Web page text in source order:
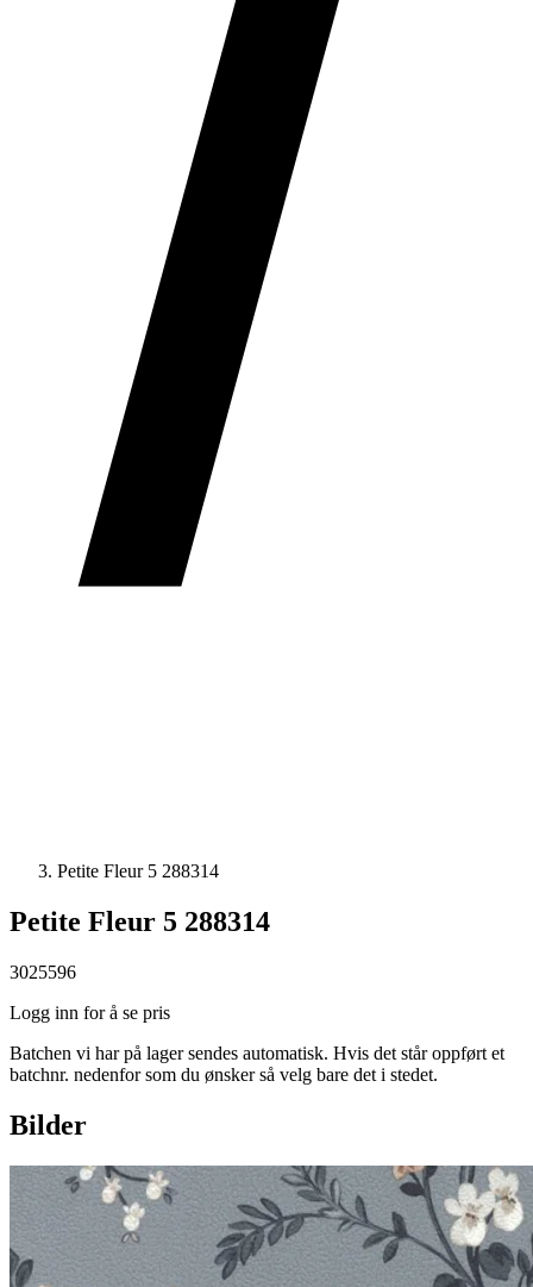
Petite Fleur 5 288314
Petite Fleur 5 288314
3025596
Logg inn for å se pris
Batchen vi har på lager sendes automatisk. Hvis det står oppført et
batchnr. nedenfor som du ønsker så velg bare det i stedet.
Bilder